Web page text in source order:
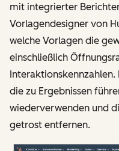
mit integrierter
Vorlagendesigner von
welche Vorlagen die
einschließlich
Interaktionskennzahlen.
die zu Ergebnissen
wiederverwenden und
getrost entfernen.